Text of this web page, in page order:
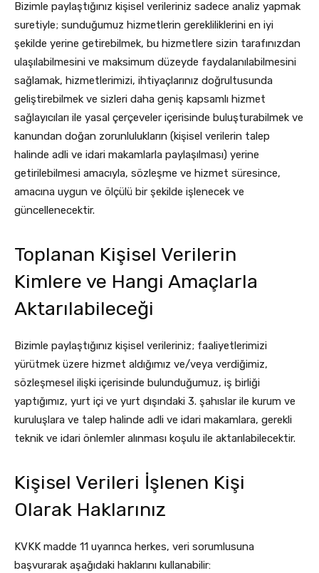
Bizimle paylaştığınız kişisel verileriniz sadece analiz yapmak
suretiyle; sunduğumuz hizmetlerin gerekliliklerini en iyi
şekilde yerine getirebilmek, bu hizmetlere sizin tarafınızdan
ulaşılabilmesini ve maksimum düzeyde faydalanılabilmesini
sağlamak, hizmetlerimizi, ihtiyaçlarınız doğrultusunda
geliştirebilmek ve sizleri daha geniş kapsamlı hizmet
sağlayıcıları ile yasal çerçeveler içerisinde buluşturabilmek ve
kanundan doğan zorunlulukların (kişisel verilerin talep
halinde adli ve idari makamlarla paylaşılması) yerine
getirilebilmesi amacıyla, sözleşme ve hizmet süresince,
amacına uygun ve ölçülü bir şekilde işlenecek ve
güncellenecektir.
Toplanan Kişisel Verilerin
Kimlere ve Hangi Amaçlarla
Aktarılabileceği
Bizimle paylaştığınız kişisel verileriniz; faaliyetlerimizi
yürütmek üzere hizmet aldığımız ve/veya verdiğimiz,
sözleşmesel ilişki içerisinde bulunduğumuz, iş birliği
yaptığımız, yurt içi ve yurt dışındaki 3. şahıslar ile kurum ve
kuruluşlara ve talep halinde adli ve idari makamlara, gerekli
teknik ve idari önlemler alınması koşulu ile aktarılabilecektir.
Kişisel Verileri İşlenen Kişi
Olarak Haklarınız
KVKK madde 11 uyarınca herkes, veri sorumlusuna
başvurarak aşağıdaki haklarını kullanabilir: